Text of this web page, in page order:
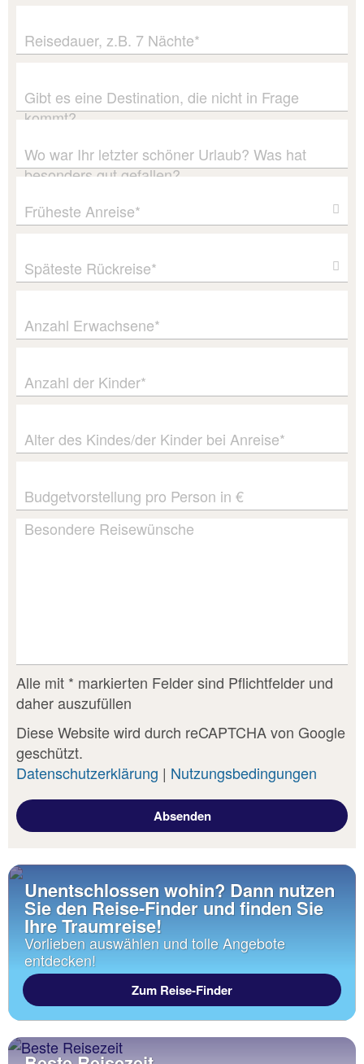
Reisedauer, z.B. 7 Nächte*
Gibt es eine Destination, die nicht in Frage
kommt?
Wo war Ihr letzter schöner Urlaub? Was hat
besonders gut gefallen?
Früheste Anreise*
Späteste Rückreise*
Anzahl Erwachsene*
Anzahl der Kinder*
Alter des Kindes/der Kinder bei Anreise*
Budgetvorstellung pro Person in €
Besondere Reisewünsche
Alle mit * markierten Felder sind Pflichtfelder und
daher auszufüllen
Diese Website wird durch reCAPTCHA von Google
geschützt.
Datenschutzerklärung | Nutzungsbedingungen
Unentschlossen wohin? Dann nutzen
Sie den Reise-Finder und finden Sie
Ihre Traumreise!
Vorlieben auswählen und tolle Angebote
entdecken!
Zum Reise-Finder